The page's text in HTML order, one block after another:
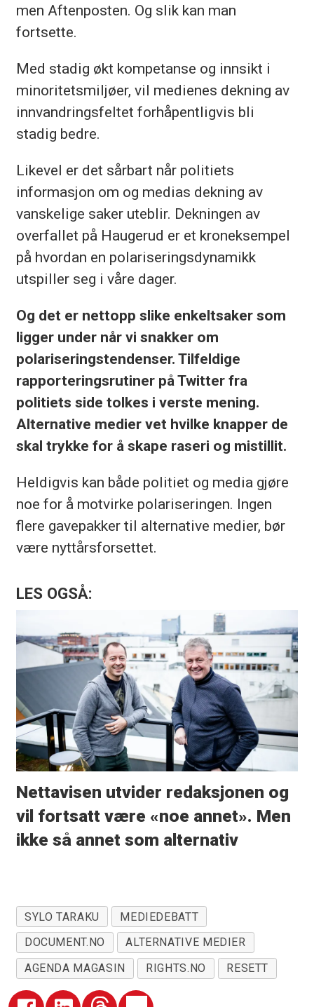
men Aftenposten. Og slik kan man
fortsette.
Med stadig økt kompetanse og innsikt i
minoritetsmiljøer, vil medienes dekning av
innvandringsfeltet forhåpentligvis bli
stadig bedre.
Likevel er det sårbart når politiets
informasjon om og medias dekning av
vanskelige saker uteblir. Dekningen av
overfallet på Haugerud er et kroneksempel
på hvordan en polariseringsdynamikk
utspiller seg i våre dager.
Og det er nettopp slike enkeltsaker som
ligger under når vi snakker om
polariseringstendenser. Tilfeldige
rapporteringsrutiner på Twitter fra
politiets side tolkes i verste mening.
Alternative medier vet hvilke knapper de
skal trykke for å skape raseri og mistillit.
Heldigvis kan både politiet og media gjøre
noe for å motvirke polariseringen. Ingen
flere gavepakker til alternative medier, bør
være nyttårsforsettet.
LES OGSÅ:
Nettavisen utvider redaksjonen og
vil fortsatt være «noe annet». Men
ikke så annet som alternativ
SYLO TARAKU
MEDIEDEBATT
DOCUMENT.NO
ALTERNATIVE MEDIER
AGENDA MAGASIN
RIGHTS.NO RESETT